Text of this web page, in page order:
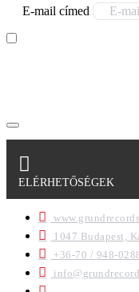
E-mail címed
ELÉRHETŐSÉGEK
1047 Budapest,
+36-70 / 948-